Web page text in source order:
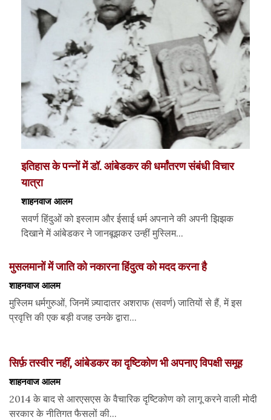
इतिहास के पन्नों में डॉ. आंबेडकर की धर्मांतरण संबंधी विचार
यात्रा
शाहनवाज आलम
सवर्ण हिंदुओं को इस्लाम और ईसाई धर्म अपनाने की अपनी झिझक
दिखाने में आंबेडकर ने जानबूझकर उन्हीं मुस्लिम...
मुसलमानों में जाति को नकारना हिंदुत्व को मदद करना है
शाहनवाज आलम
मुस्लिम धर्मगुरुओं, जिनमें ज़्यादातर अशराफ (सवर्ण) जातियों से हैं, में इस
प्रवृत्ति की एक बड़ी वजह उनके द्वारा...
सिर्फ़ तस्वीर नहीं, आंबेडकर का दृष्टिकोण भी अपनाए विपक्षी समूह
शाहनवाज आलम
2014 के बाद से आरएसएस के वैचारिक दृष्टिकोण को लागू करने वाली मोदी
सरकार के नीतिगत फैसलों की...